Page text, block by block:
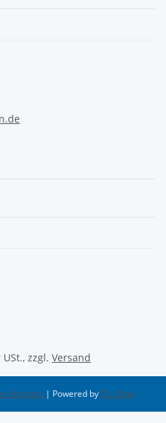
zzgl. Versand
Agentur | Powered by JTL-Shop